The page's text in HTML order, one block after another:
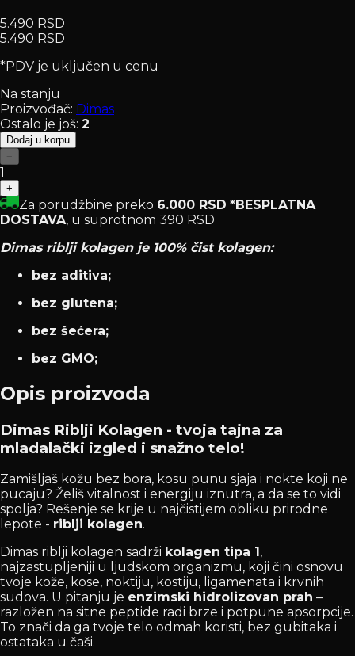
5.490 RSD
5.490 RSD
*PDV je uključen u cenu
Na stanju
Proizvođač: Dimas
Ostalo je još: 2
Dodaj u korpu
−
1
+
Za porudžbine preko 6.000 RSD *BESPLATNA
DOSTAVA, u suprotnom 390 RSD
Dimas riblji kolagen je 100% čist kolagen:
bez aditiva;
bez glutena;
bez šećera;
bez GMO;
Opis proizvoda
Dimas Riblji Kolagen - tvoja tajna za
mladalački izgled i snažno telo!
Zamišljaš kožu bez bora, kosu punu sjaja i nokte koji ne
pucaju? Želiš vitalnost i energiju iznutra, a da se to vidi
spolja? Rešenje se krije u najčistijem obliku prirodne
lepote - riblji kolagen.
Dimas riblji kolagen sadrži kolagen tipa 1 ,
najzastupljeniji u ljudskom organizmu, koji čini osnovu
tvoje kože, kose, noktiju, kostiju, ligamenata i krvnih
sudova. U pitanju je enzimski hidrolizovan prah –
razložen na sitne peptide radi brze i potpune apsorpcije.
To znači da ga tvoje telo odmah koristi, bez gubitaka i
ostataka u čaši.